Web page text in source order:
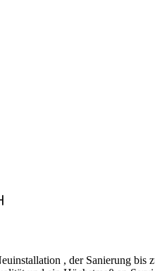
, der Sanierung bis